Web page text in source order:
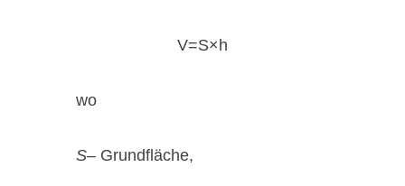
V=S×h
wo
S– Grundfläche,